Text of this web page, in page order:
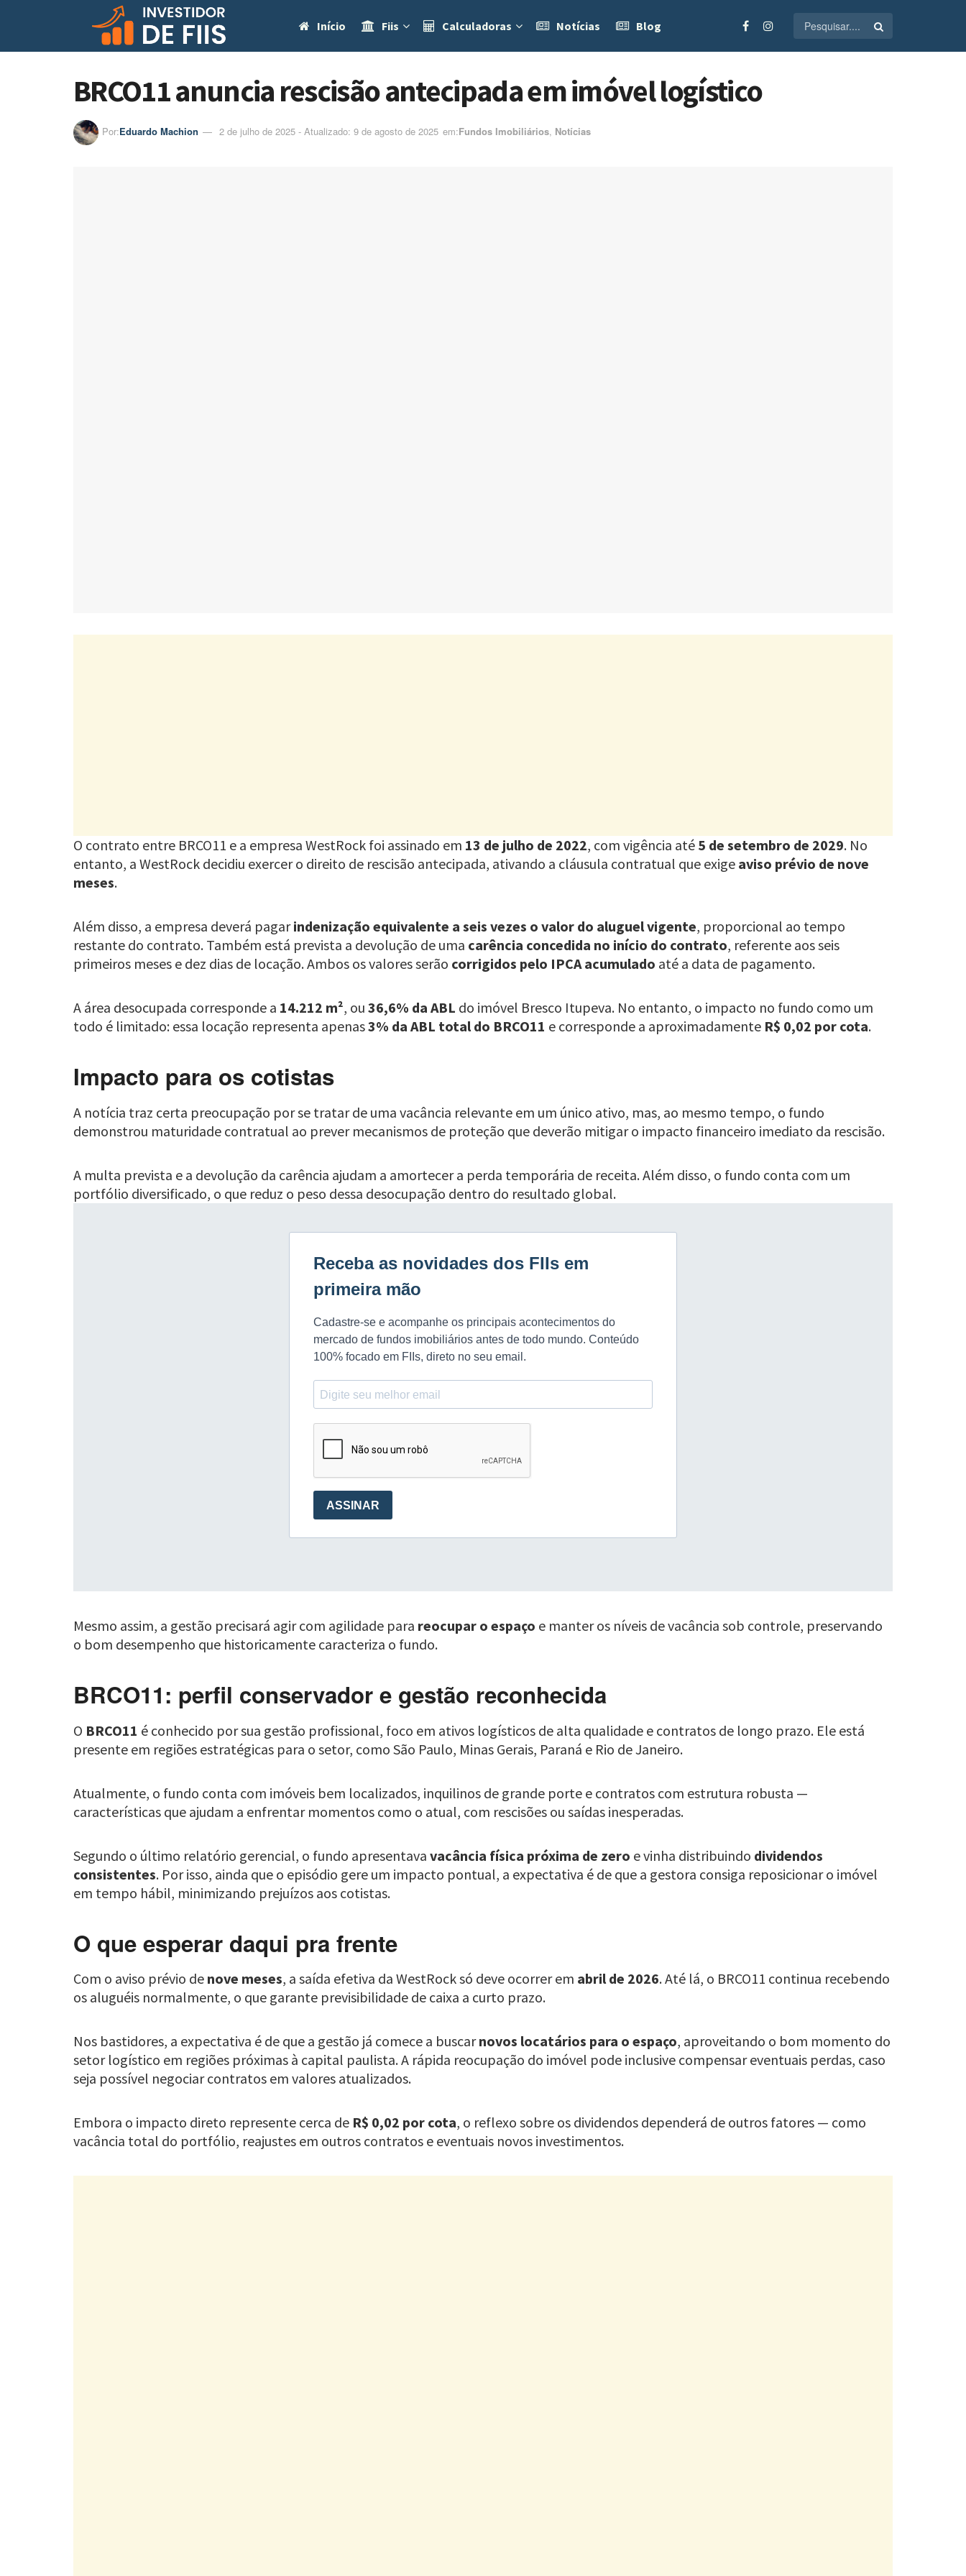
Início Fiis Calculadoras Notícias Blog
BRCO11 anuncia rescisão antecipada em imóvel logístico
Por:Eduardo Machion 2 de julho de 2025 - Atualizado: 9 de agosto de 2025 em:ㅤFundos Imobiliários, Notícias
O contrato entre BRCO11 e a empresa WestRock foi assinado em 13 de julho de 2022, com vigência até 5 de setembro de 2029. No
entanto, a WestRock decidiu exercer o direito de rescisão antecipada, ativando a cláusula contratual que exige aviso prévio de nove
meses.
Além disso, a empresa deverá pagarindenização equivalente a seis vezes o valor do aluguel vigente, proporcional ao tempo
restante do contrato. Também está prevista a devolução de uma carência concedida no início do contrato, referente aos seis
primeiros meses e dez dias de locação. Ambos os valores serão corrigidos pelo IPCA acumulado até a data de pagamento.
A área desocupada corresponde a 14.212 m², ou 36,6% da ABL do imóvel Bresco Itupeva. No entanto, o impacto no fundo como um
todo é limitado: essa locação representa apenas3% da ABL total do BRCO11 e corresponde a aproximadamente R$ 0,02 por cota.
Impacto para os cotistas
A notícia traz certa preocupação por se tratar de uma vacância relevante em um único ativo, mas, ao mesmo tempo, o fundo
demonstrou maturidade contratual ao prever mecanismos de proteção que deverão mitigar o impacto financeiro imediato da rescisão.
A multa prevista e a devolução da carência ajudam a amortecer a perda temporária de receita. Além disso, o fundo conta com um
portfólio diversificado, o que reduz o peso dessa desocupação dentro do resultado global.
Mesmo assim, a gestão precisará agir com agilidade para reocupar o espaço e manter os níveis de vacância sob controle, preservando
o bom desempenho que historicamente caracteriza o fundo.
BRCO11: perfil conservador e gestão reconhecida
O BRCO11 é conhecido por sua gestão profissional, foco em ativos logísticos de alta qualidade e contratos de longo prazo. Ele está
presente em regiões estratégicas para o setor, como São Paulo, Minas Gerais, Paraná e Rio de Janeiro.
Atualmente, o fundo conta com imóveis bem localizados, inquilinos de grande porte e contratos com estrutura robusta —
características que ajudam a enfrentar momentos como o atual, com rescisões ou saídas inesperadas.
Segundo o último relatório gerencial, o fundo apresentava vacância física próxima de zero e vinha distribuindo dividendos
consistentes. Por isso, ainda que o episódio gere um impacto pontual, a expectativa é de que a gestora consiga reposicionar o imóvel
em tempo hábil, minimizando prejuízos aos cotistas.
O que esperar daqui pra frente
Com o aviso prévio de nove meses, a saída efetiva da WestRock só deve ocorrer em abril de 2026. Até lá, o BRCO11 continua recebendo
os aluguéis normalmente, o que garante previsibilidade de caixa a curto prazo.
Nos bastidores, a expectativa é de que a gestão já comece a buscarnovos locatários para o espaço, aproveitando o bom momento do
setor logístico em regiões próximas à capital paulista. A rápida reocupação do imóvel pode inclusive compensar eventuais perdas, caso
seja possível negociar contratos em valores atualizados.
Embora o impacto direto represente cerca de R$ 0,02 por cota, o reflexo sobre os dividendos dependerá de outros fatores — como
vacância total do portfólio, reajustes em outros contratos e eventuais novos investimentos.